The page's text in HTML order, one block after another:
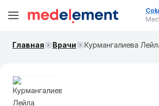
Главная Врачи Курмангалиева